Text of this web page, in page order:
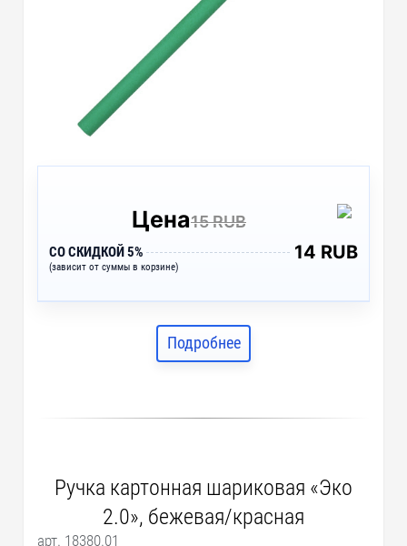
Цена15 RUB
СО СКИДКОЙ 5%
(зависит от суммы в корзине)
14 RUB
Подробнее
Ручка картонная шариковая «Эко
2.0», бежевая/красная
арт. 18380.01